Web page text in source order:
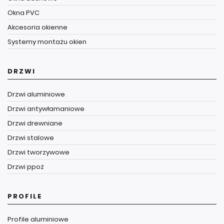
Okna PVC
Akcesoria okienne
Systemy montażu okien
DRZWI
Drzwi aluminiowe
Drzwi antywłamaniowe
Drzwi drewniane
Drzwi stalowe
Drzwi tworzywowe
Drzwi ppoż
PROFILE
Profile aluminiowe